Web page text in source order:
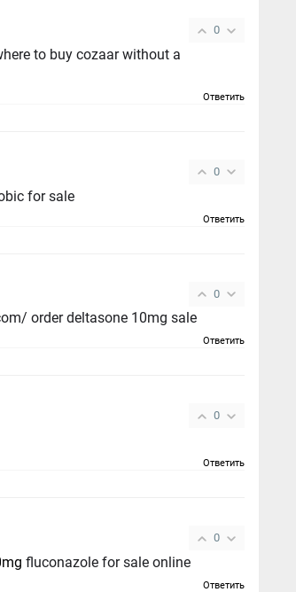
0
to buy cozaar without a
Ответить
0
for sale
Ответить
0
order deltasone 10mg sale
Ответить
0
Ответить
0
fluconazole for sale online
Ответить